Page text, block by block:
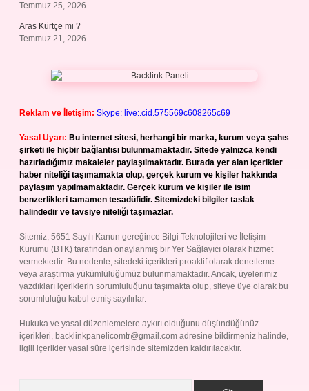
Temmuz 25, 2026
Aras Kürtçe mi ?
Temmuz 21, 2026
Reklam ve İletişim: Skype: live:.cid.575569c608265c69
Yasal Uyarı: Bu internet sitesi, herhangi bir marka, kurum veya şahıs
şirketi ile hiçbir bağlantısı bulunmamaktadır. Sitede yalnızca kendi
hazırladığımız makaleler paylaşılmaktadır. Burada yer alan içerikler
haber niteliği taşımamakta olup, gerçek kurum ve kişiler hakkında
paylaşım yapılmamaktadır. Gerçek kurum ve kişiler ile isim
benzerlikleri tamamen tesadüfidir. Sitemizdeki bilgiler taslak
halindedir ve tavsiye niteliği taşımazlar.
Sitemiz, 5651 Sayılı Kanun gereğince Bilgi Teknolojileri ve İletişim
Kurumu (BTK) tarafından onaylanmış bir Yer Sağlayıcı olarak hizmet
vermektedir. Bu nedenle, sitedeki içerikleri proaktif olarak denetleme
veya araştırma yükümlülüğümüz bulunmamaktadır. Ancak, üyelerimiz
yazdıkları içeriklerin sorumluluğunu taşımakta olup, siteye üye olarak bu
sorumluluğu kabul etmiş sayılırlar.
Hukuka ve yasal düzenlemelere aykırı olduğunu düşündüğünüz
içerikleri, backlinkpanelicomtr@gmail.com adresine bildirmeniz halinde,
ilgili içerikler yasal süre içerisinde sitemizden kaldırılacaktır.